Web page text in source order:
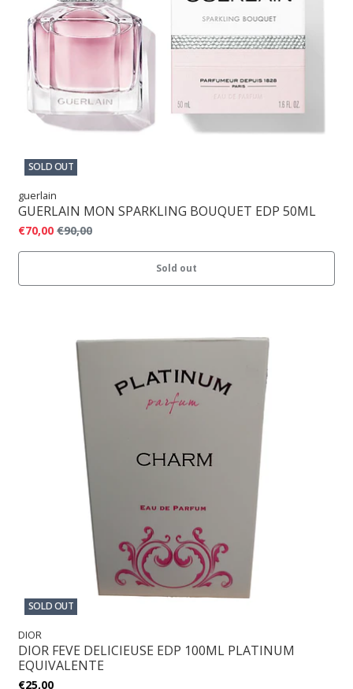
SOLD OUT
guerlain
GUERLAIN MON SPARKLING BOUQUET EDP 50ML
€70,00 €90,00
Sold out
SOLD OUT
DIOR
DIOR FEVE DELICIEUSE EDP 100ML PLATINUM
EQUIVALENTE
€25,00